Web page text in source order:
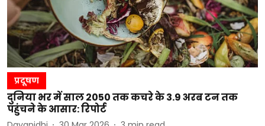
प्रदूषण
दुनिया भर में साल 2050 तक कचरे के 3.9 अरब टन तक
पहुंचने के आसार: रिपोर्ट